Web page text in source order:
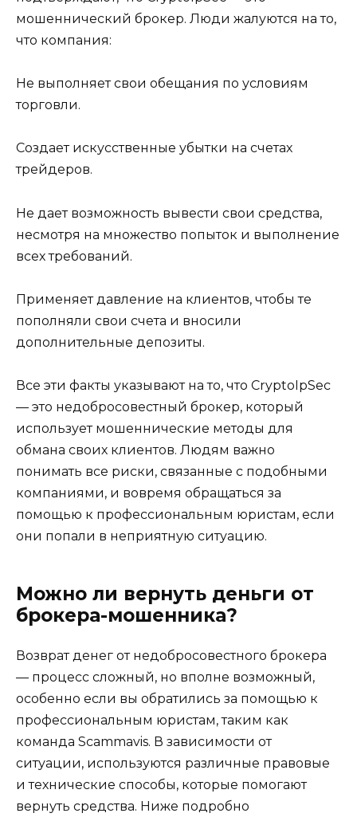
мошеннический брокер. Люди жалуются на то,
что компания:
Не выполняет свои обещания по условиям
торговли.
Создает искусственные убытки на счетах
трейдеров.
Не дает возможность вывести свои средства,
несмотря на множество попыток и выполнение
всех требований.
Применяет давление на клиентов, чтобы те
пополняли свои счета и вносили
дополнительные депозиты.
Все эти факты указывают на то, что CryptoIpSec
— это недобросовестный брокер, который
использует мошеннические методы для
обмана своих клиентов. Людям важно
понимать все риски, связанные с подобными
компаниями, и вовремя обращаться за
помощью к профессиональным юристам, если
они попали в неприятную ситуацию.
Можно ли вернуть деньги от
брокера-мошенника?
Возврат денег от недобросовестного брокера
— процесс сложный, но вполне возможный,
особенно если вы обратились за помощью к
профессиональным юристам, таким как
команда Scammavis. В зависимости от
ситуации, используются различные правовые
и технические способы, которые помогают
вернуть средства. Ниже подробно